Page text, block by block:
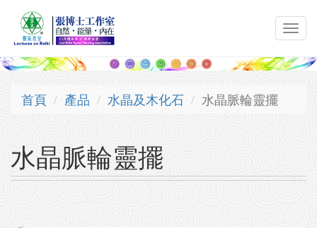
移至主內容
首頁 產品 水晶及木化石 水晶脈輪靈擺
水晶脈輪靈擺